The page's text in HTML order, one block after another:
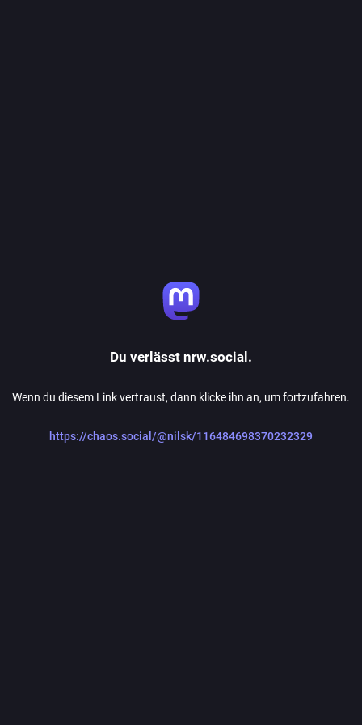
Du verlässt nrw.social.
Wenn du diesem Link vertraust, dann klicke ihn an, um fortzufahren.
https://chaos.social/@nilsk/116484698370232329